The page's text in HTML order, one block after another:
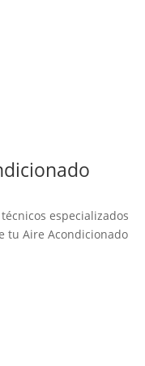
especializados
tu Aire Acondicionado